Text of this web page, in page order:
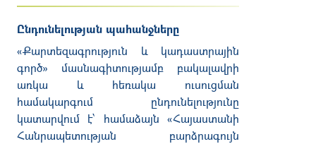
Ընդունելության պահանջները
«Քարտեզագրություն և կադաստրային
գործ» մասնագիտությամբ բակալավրի
առկա և հեռակա ուսուցման
համակարգում ընդունելությունը
կատարվում է՝ համաձայն «Հայաստանի
Հանրապետության բարձրագույն